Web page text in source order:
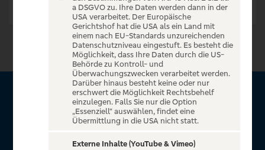
Über VR Entertain
für alle Kunden der Volksbanken Raiffeisenbanken. Auf
a DSGVO zu. Ihre Daten werden dann in der
USA verarbeitet. Der Europäische
Gerichtshof hat die USA als ein Land mit
einem nach EU-Standards unzureichenden
Datenschutzniveau eingestuft. Es besteht die
Möglichkeit, dass Ihre Daten durch die US-
Behörde zu Kontroll- und
Überwachungszwecken verarbeitet werden.
Darüber hinaus besteht keine oder nur
erschwert die Möglichkeit Rechtsbehelf
einzulegen. Falls Sie nur die Option
„Essenziell“ auswählen, findet eine
Übermittlung in die USA nicht statt.
Externe Inhalte (YouTube & Vimeo)